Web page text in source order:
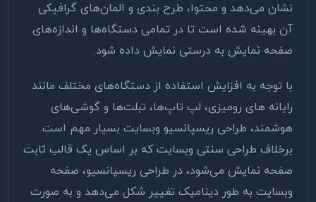
نشان می‌دهد و محتوا، طرح بندی و المان‌های گرافیکی
آن بهینه شده است تا در تمامی دستگاه‌ها و اندازه‌های
صفحه نمایش به درستی نمایش داده شود.
با توجه به افزایش استفاده از دستگاه‌های مختلف مانند
رایانه های رومیزی، لپ تاپ‌ها، تبلت‌ها و گوشی‌های
هوشمند، طراحی ریسپانسیو وبسایت بسیار مهم است.
برخلاف طراحی سنتی وبسایت که بر اساس یک قالب ثابت
صفحه نمایش می‌شود، در طراحی ریسپانسیو، صفحه
وبسایت به طور دینامیک تغییر شکل می‌دهد و به صورت